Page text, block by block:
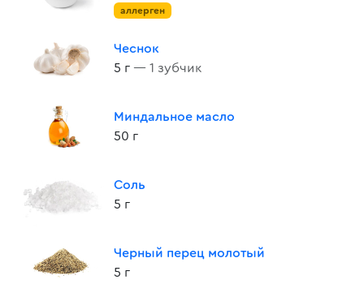
аллерген
Чеснок
5 г — 1 зубчик
Миндальное масло
50 г
Соль
5 г
Черный перец молотый
5 г